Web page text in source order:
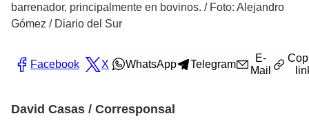
barrenador, principalmente en bovinos. / Foto: Alejandro
Gómez / Diario del Sur
Facebook X WhatsApp Telegram
E-
Mail
David Casas / Corresponsal